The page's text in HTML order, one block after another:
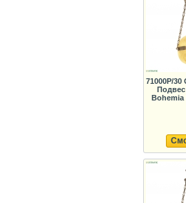
71000P/30
Подвес
Bohemia